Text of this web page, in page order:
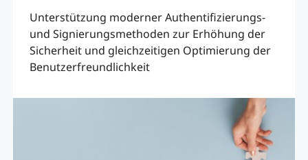
Unterstützung moderner Authentifizierungs-
und Signierungsmethoden zur Erhöhung der
Sicherheit und gleichzeitigen Optimierung der
Benutzerfreundlichkeit